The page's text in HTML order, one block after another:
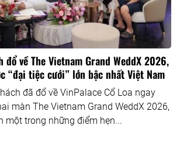
đổ về The Vietnam Grand WeddX 2026,
“đại tiệc cưới” lớn bậc nhất Việt Nam
đã đổ về VinPalace Cổ Loa ngay
màn The Vietnam Grand WeddX 2026,
một trong những điểm hẹn...